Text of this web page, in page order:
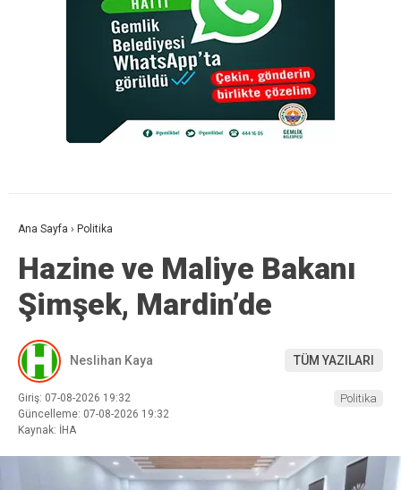
Ana Sayfa › Politika
Hazine ve Maliye Bakanı
Şimşek, Mardin’de
Neslihan Kaya TÜM YAZILARI
Giriş: 07-08-2026 19:32
Güncelleme: 07-08-2026 19:32
Kaynak: İHA
Politika